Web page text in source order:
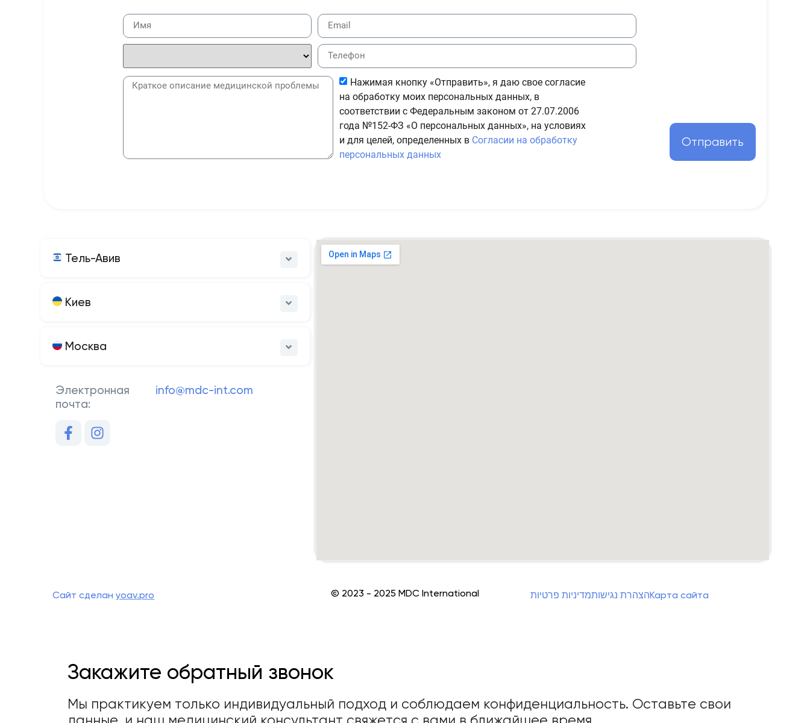
Нажимая кнопку «Отправить», я даю свое согласие
на обработку моих персональных данных, в
соответствии с Федеральным законом от 27.07.2006
года №152-ФЗ «О персональных данных», на условиях
и для целей, определенных в Согласии на обработку
персональных данных
Отправить
Тель-Авив
Киев
Москва
Электронная
почта:
info@mdc-int.com
Сайт сделанyoav.pro © 2023 - 2025 MDC International מדיניות פרטיותהצהרת נגישותКарта сайта
Закажите обратный звонок
Мы практикуем только индивидуальный подход и соблюдаем конфиденциальность. Оставьте свои